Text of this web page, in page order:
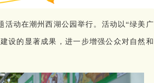
活动在潮州西湖公园举行。活动以“绿美广
设的显著成果，进一步增强公众对自然和